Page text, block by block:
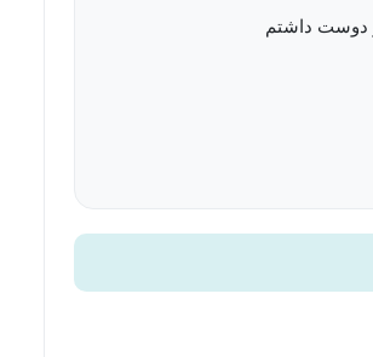
دوست داشتم